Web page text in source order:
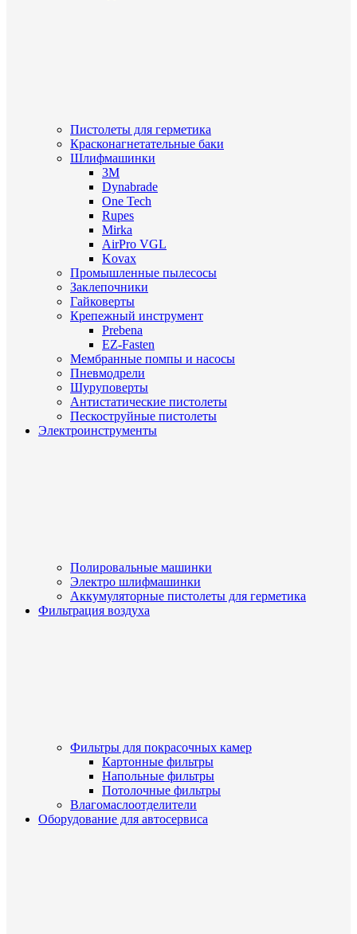
Пистолеты для герметика
Красконагнетательные баки
Шлифмашинки
3M
Dynabrade
One Tech
Rupes
Mirka
AirPro VGL
Kovax
Промышленные пылесосы
Заклепочники
Гайковерты
Крепежный инструмент
Prebena
EZ-Fasten
Мембранные помпы и насосы
Пневмодрели
Шуруповерты
Антистатические пистолеты
Пескоструйные пистолеты
Электроинструменты
Полировальные машинки
Электро шлифмашинки
Аккумуляторные пистолеты для герметика
Фильтрация воздуха
Фильтры для покрасочных камер
Картонные фильтры
Напольные фильтры
Потолочные фильтры
Влагомаслоотделители
Оборудование для автосервиса